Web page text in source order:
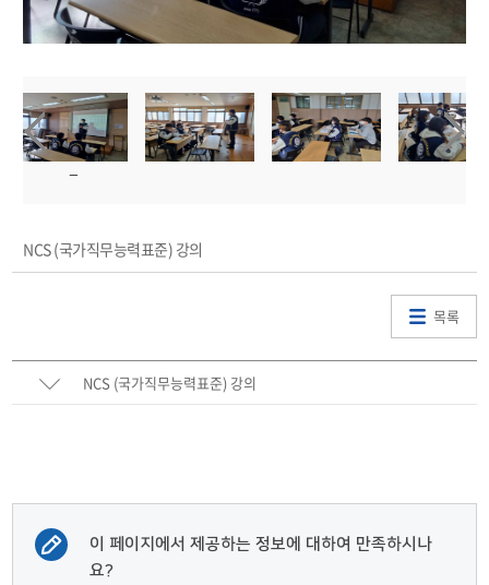
NCS (국가직무능력표준) 강의
목록
NCS (국가직무능력표준) 강의
이 페이지에서 제공하는 정보에 대하여 만족하시나
요?